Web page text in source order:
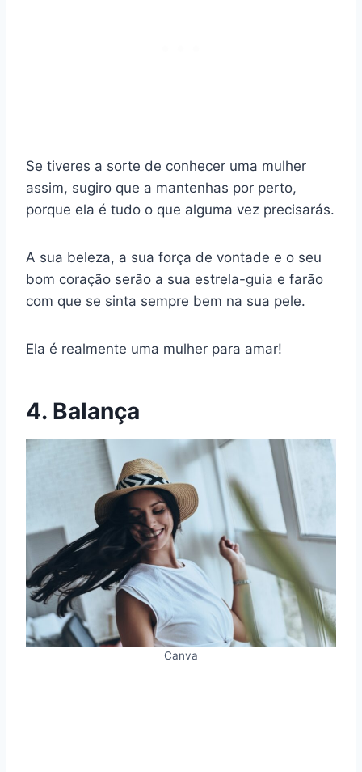
Se tiveres a sorte de conhecer uma mulher
assim, sugiro que a mantenhas por perto,
porque ela é tudo o que alguma vez precisarás.
A sua beleza, a sua força de vontade e o seu
bom coração serão a sua estrela-guia e farão
com que se sinta sempre bem na sua pele.
Ela é realmente uma mulher para amar!
4. Balança
Canva